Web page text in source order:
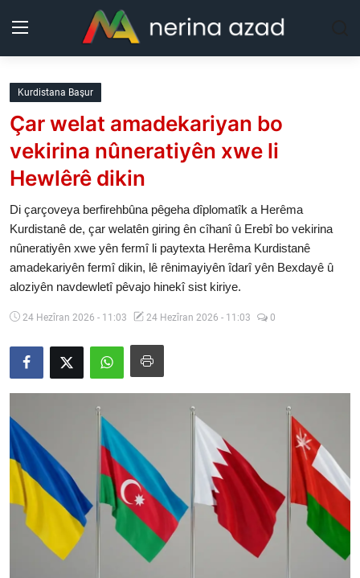
Kurdistan
Herêm
Jîyan
Rojev
Lêkolîn
Nerin
Vidyo
Arşiv
Têkilî
Türkçe Kurdi
Kurdistana Başur
Çar welat amadekariyan bo
vekirina nûneratiyên xwe li
Hewlêrê dikin
Di çarçoveya berfirehbûna pêgeha dîplomatîk a Herêma
Kurdistanê de, çar welatên giring ên cîhanî û Erebî bo vekirina
nûneratiyên xwe yên fermî li paytexta Herêma Kurdistanê
amadekariyên fermî dikin, lê rênimayiyên îdarî yên Bexdayê û
aloziyên navdewletî pêvajo hinekî sist kiriye.
24 Hezîran 2026 - 11:03 24 Hezîran 2026 - 11:03 0